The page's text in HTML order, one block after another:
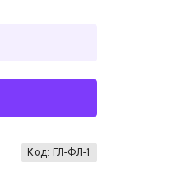
Код: ГЛ-ФЛ-1